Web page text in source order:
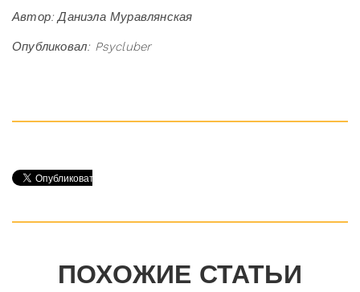
Автор: Даниэла Муравлянская
Опубликовал: Psycluber
ПОХОЖИЕ СТАТЬИ